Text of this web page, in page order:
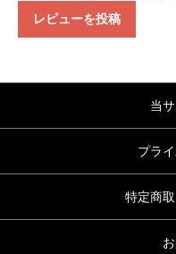
レビューを投稿
当
プラ
特定商